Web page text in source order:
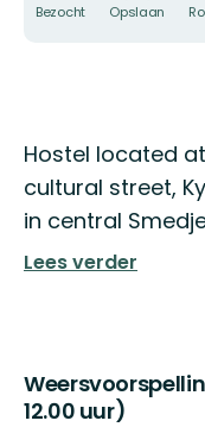
Bezocht Opslaan
Omschrijving
Hostel located
cultural street,
in central
Lees verder
12.00 uur)